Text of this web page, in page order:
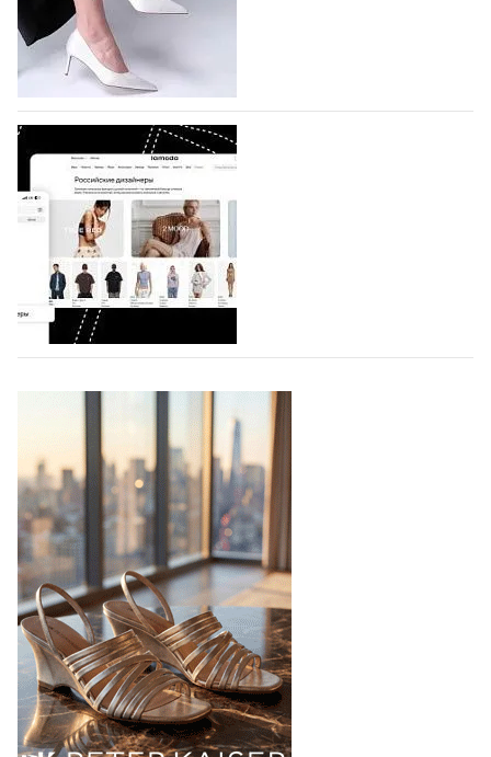
по 1 октября, уже подано 1047 заявок. Примерно
половину из них (494) прислали дизайнеры,
коллекции которых не были представлены в…
07.08.2026 896
BALLINA представит свои новинки на Euro
Shoes
Компания BALLINA Guangzhou Lihuang Footwear
Co., Ltd., основанная в 2011 году и расположенная в
Гуанчжоу, столице моды Китая, является
профессиональной обувной компанией,
объединяющей разработку, производство и…
07.08.2026 765
условия продвижения локальных
дизайнерских марок
Российский маркетплейс Lamoda решил обновить
раздел для продажи продукции локальных
дизайнерских марок одежды, обуви и аксессуаров.
Бренды также получат маркетинговую…
06.08.2026 959